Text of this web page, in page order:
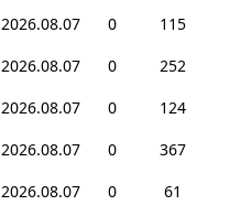
2026.08.07 0
115
2026.08.07 0
252
2026.08.07 0
124
2026.08.07 0
367
2026.08.07 0
61